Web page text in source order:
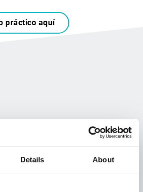
Details About
práctico aquí
de gastos desde el móvil
de gastos
desde tu